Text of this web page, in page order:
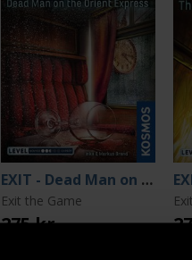
EXIT - Dead Man on the Orient Express
Exit the Game
275 kr